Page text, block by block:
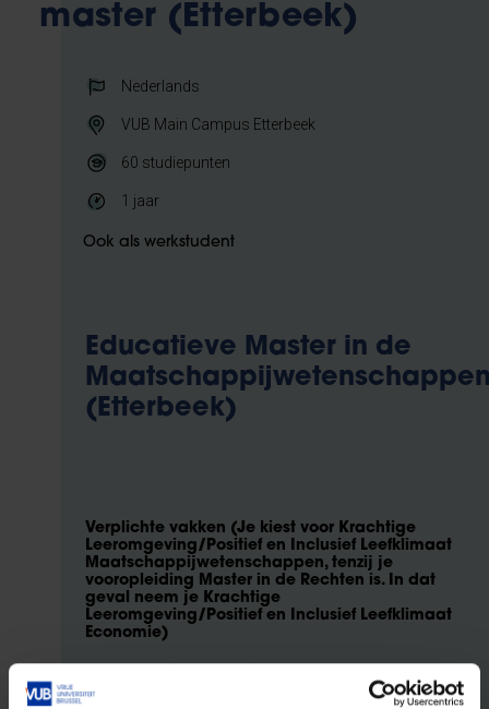
master (Etterbeek)
Nederlands
VUB Main Campus Etterbeek
60 studiepunten
1 jaar
Ook als werkstudent
Educatieve Master in de
(Etterbeek)
Verplichte vakken (Je kiest voor Krachtige
Leeromgeving/Positief en Inclusief Leefklimaat
Maatschappijwetenschappen, tenzij je
vooropleiding Master in de Rechten is. In dat
geval neem je Krachtige
Leeromgeving/Positief en Inclusief Leefklimaat
Economie)
Onderwijssociologie en onderwijsbeleid 3 ECTS